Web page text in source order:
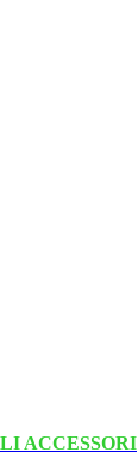
ACCESSORI